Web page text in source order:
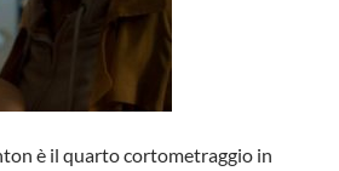
è il quarto cortometraggio in